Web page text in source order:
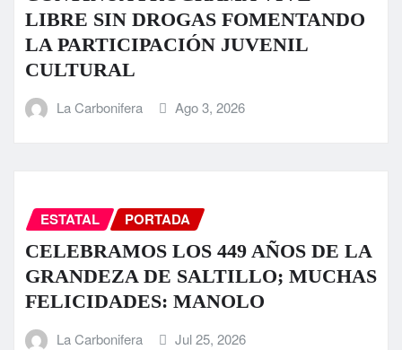
LIBRE SIN DROGAS FOMENTANDO
LA PARTICIPACIÓN JUVENIL
CULTURAL
La Carbonifera Ago 3, 2026
ESTATAL PORTADA
CELEBRAMOS LOS 449 AÑOS DE LA
GRANDEZA DE SALTILLO; MUCHAS
FELICIDADES: MANOLO
La Carbonifera Jul 25, 2026